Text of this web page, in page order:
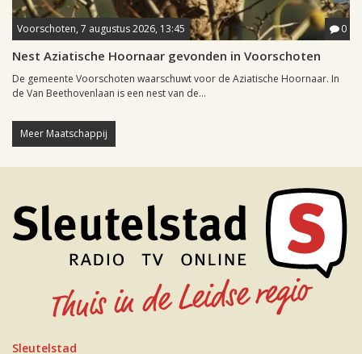
Voorschoten, 7 augustus 2026, 13:45 0
Nest Aziatische Hoornaar gevonden in Voorschoten
De gemeente Voorschoten waarschuwt voor de Aziatische Hoornaar. In
de Van Beethovenlaan is een nest van de...
Meer Maatschappij
Sleutelstad